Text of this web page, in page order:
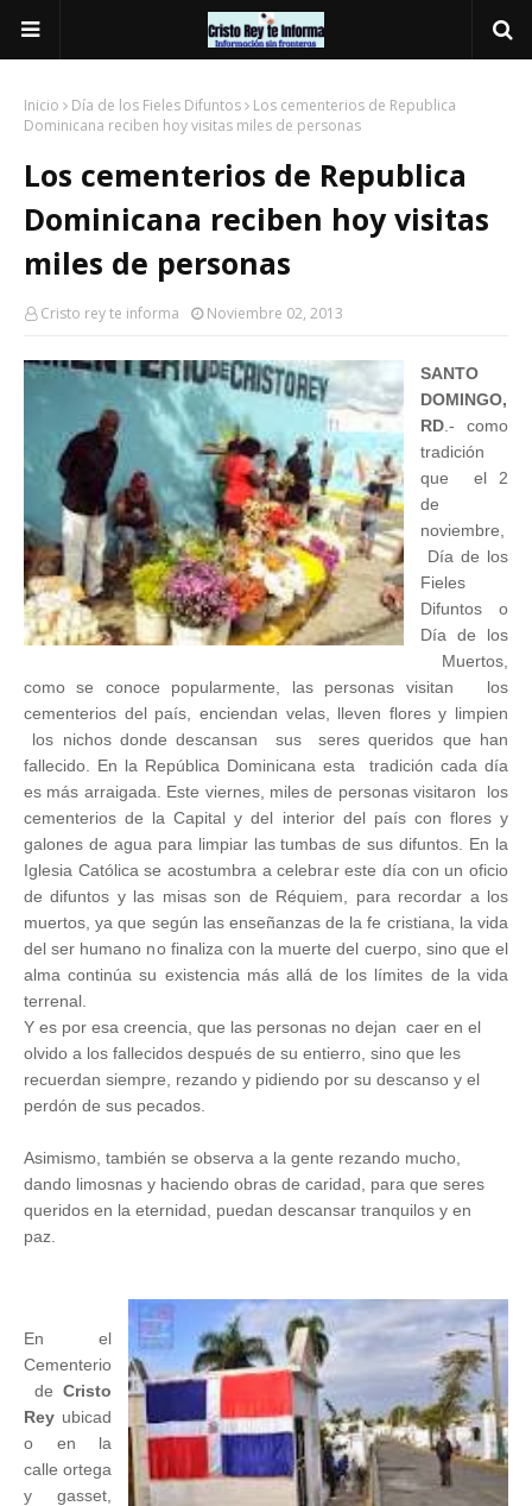
Inicio Día de los Fieles Difuntos
Los cementerios de Republica
Dominicana reciben hoy visitas miles de personas
Los cementerios de Republica
Dominicana reciben hoy visitas
miles de personas
Cristo rey te informa Noviembre 02, 2013
SANTO
DOMINGO,
RD .- como
tradición
que el 2
de
noviembre,
Día de los
Fieles
Difuntos o
Día de los
Muertos,
como se conoce popularmente, las personas visitan los
cementerios del país, enciendan velas, lleven flores y limpien
los nichos donde descansan sus seres queridos que han
fallecido. En la República Dominicana esta tradición cada día
es más arraigada. Este viernes, miles de personas visitaron los
cementerios de la Capital y del interior del país con flores y
galones de agua para limpiar las tumbas de sus difuntos. En la
Iglesia Católica se acostumbra a celebrar este día con un oficio
de difuntos y las misas son de Réquiem, para recordar a los
muertos, ya que según las enseñanzas de la fe cristiana, la vida
del ser humano no finaliza con la muerte del cuerpo, sino que el
alma continúa su existencia más allá de los límites de la vida
terrenal.
Y es por esa creencia, que las personas no dejan caer en el
olvido a los fallecidos después de su entierro, sino que les
recuerdan siempre, rezando y pidiendo por su descanso y el
perdón de sus pecados.
Asimismo, también se observa a la gente rezando mucho,
dando limosnas y haciendo obras de caridad, para que seres
queridos en la eternidad, puedan descansar tranquilos y en
paz.
En el
Cementerio
de Cristo
Rey ubicad
o en la
calle ortega
y gasset,